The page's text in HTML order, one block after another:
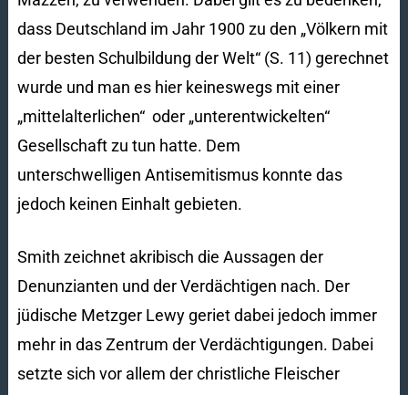
dass Deutschland im Jahr 1900 zu den „Völkern mit
der besten Schulbildung der Welt“ (S. 11) gerechnet
wurde und man es hier keineswegs mit einer
„mittelalterlichen“ oder „unterentwickelten“
Gesellschaft zu tun hatte. Dem
unterschwelligen Antisemitismus konnte das
jedoch keinen Einhalt gebieten.
Smith zeichnet akribisch die Aussagen der
Denunzianten und der Verdächtigen nach. Der
jüdische Metzger Lewy geriet dabei jedoch immer
mehr in das Zentrum der Verdächtigungen. Dabei
setzte sich vor allem der christliche Fleischer